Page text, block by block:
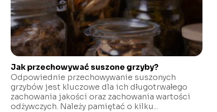
Jak przechowywać suszone grzyby?
Odpowiednie przechowywanie suszonych
grzybów jest kluczowe dla ich długotrwałego
zachowania jakości oraz zachowania wartości
odżywczych. Należy pamiętać o kilku...